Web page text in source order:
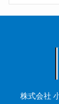
株式会社